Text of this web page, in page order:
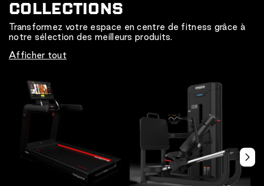
Transformez votre espace en centre de fitness grâce à
notre sélection des meilleurs produits.
COLLECTIONS
Afficher tout